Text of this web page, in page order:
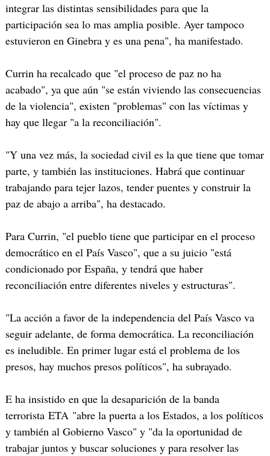
integrar las distintas sensibilidades para que la
participación sea lo mas amplia posible. Ayer tampoco
estuvieron en Ginebra y es una pena", ha manifestado.
Currin ha recalcado que "el proceso de paz no ha
acabado", ya que aún "se están viviendo las consecuencias
de la violencia", existen "problemas" con las víctimas y
hay que llegar "a la reconciliación".
"Y una vez más, la sociedad civil es la que tiene que tomar
parte, y también las instituciones. Habrá que continuar
trabajando para tejer lazos, tender puentes y construir la
paz de abajo a arriba", ha destacado.
Para Currin, "el pueblo tiene que participar en el proceso
democrático en el País Vasco", que a su juicio "está
condicionado por España, y tendrá que haber
reconciliación entre diferentes niveles y estructuras".
"La acción a favor de la independencia del País Vasco va
seguir adelante, de forma democrática. La reconciliación
es ineludible. En primer lugar está el problema de los
presos, hay muchos presos políticos", ha subrayado.
E ha insistido en que la desaparición de la banda
terrorista ETA "abre la puerta a los Estados, a los políticos
y también al Gobierno Vasco" y "da la oportunidad de
trabajar juntos y buscar soluciones y para resolver las